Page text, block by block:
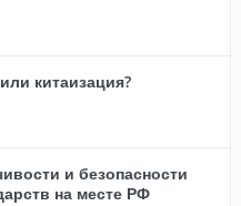
китаизация?
и безопасности
на месте РФ